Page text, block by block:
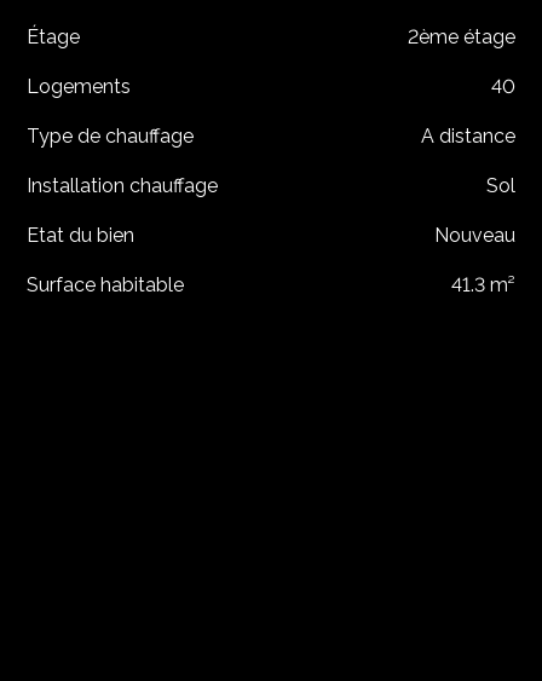
Étage 2ème étage
Logements 40
Type de chauffage A distance
Installation chauffage Sol
Etat du bien Nouveau
Surface habitable 41.3 m²